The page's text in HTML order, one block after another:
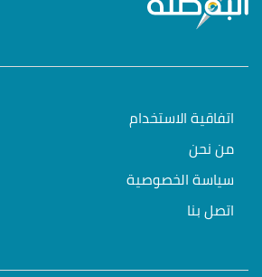
اتفاقية الاستخدام
من نحن
سياسة الخصوصية
اتصل بنا